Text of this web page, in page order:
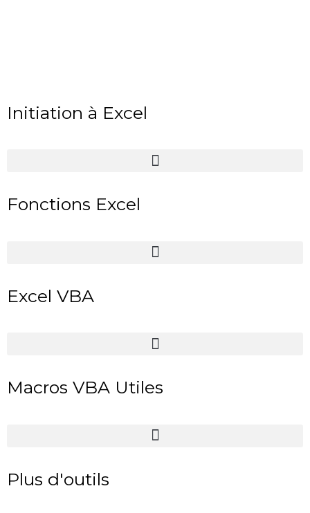
Initiation à Excel
Fonctions Excel
Excel VBA
Macros VBA Utiles
Plus d'outils